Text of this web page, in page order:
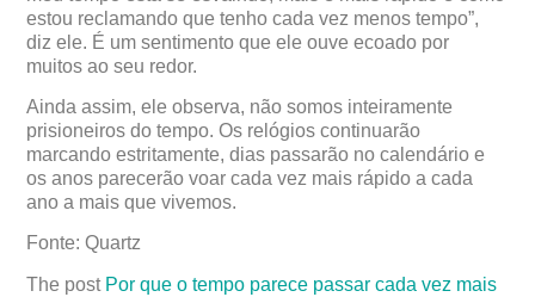
estou reclamando que tenho cada vez menos tempo”,
diz ele. É um sentimento que ele ouve ecoado por
muitos ao seu redor.
Ainda assim, ele observa, não somos inteiramente
prisioneiros do tempo. Os relógios continuarão
marcando estritamente, dias passarão no calendário e
os anos parecerão voar cada vez mais rápido a cada
ano a mais que vivemos.
Fonte: Quartz
The post Por que o tempo parece passar cada vez mais